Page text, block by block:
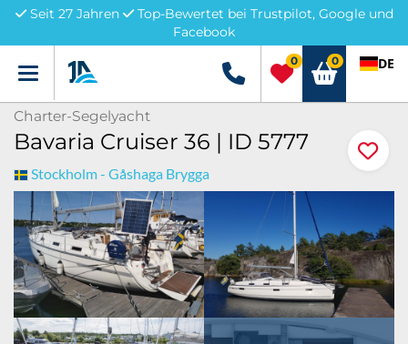
Seit 27 Jahren
Top-Bewertet bei Trustpilot, Google und
Facebook
Menü +49 5741 3222690
0 0 DE
Charter-Segelyacht
Bavaria Cruiser 36 | ID 5777
Stockholm - Gåshaga Brygga